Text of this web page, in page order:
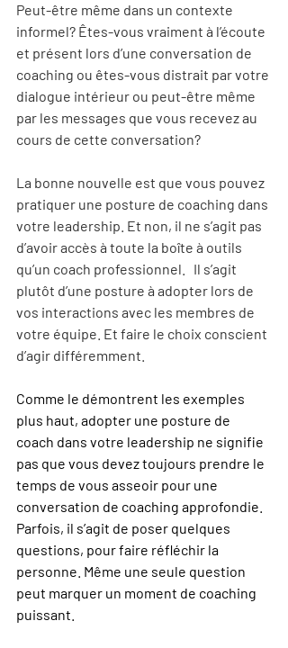
Peut-être même dans un contexte
informel? Êtes-vous vraiment à l’écoute
et présent lors d’une conversation de
coaching ou êtes-vous distrait par votre
dialogue intérieur ou peut-être même
par les messages que vous recevez au
cours de cette conversation?
La bonne nouvelle est que vous pouvez
pratiquer une posture de coaching dans
votre leadership. Et non, il ne s’agit pas
d’avoir accès à toute la boîte à outils
qu’un coach professionnel.   Il s’agit
plutôt d’une posture à adopter lors de
vos interactions avec les membres de
votre équipe. Et faire le choix conscient
d’agir différemment.
Comme le démontrent les exemples
plus haut, adopter une posture de
coach dans votre leadership ne signifie
pas que vous devez toujours prendre le
temps de vous asseoir pour une
conversation de coaching approfondie.
Parfois, il s’agit de poser quelques
questions, pour faire réfléchir la
personne. Même une seule question
peut marquer un moment de coaching
puissant.